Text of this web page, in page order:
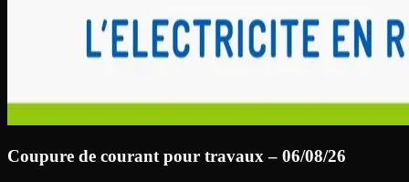
Coupure de courant pour travaux – 06/08/26